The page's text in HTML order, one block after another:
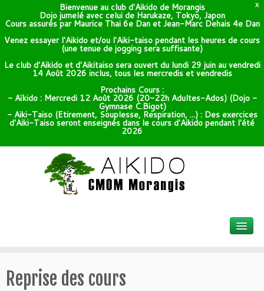
X
Bienvenue au club d'Aikido de Morangis
Dojo jumelé avec celui de Harukaze, Tokyo, Japon
Cours assurés par Maurice Thai 6e Dan et Jean-Marc Dehais 4e Dan
Venez essayer l'Aikido et/ou l'Aiki-taiso pendant les heures de cours
(une tenue de jogging sera suffisante)
Le club d'Aikido et d'Aikitaiso sera ouvert du lundi 29 juin au vendredi
14 Août 2026 inclus, tous les mercredis et vendredis
Prochains Cours :
- Aïkido : Mercredi 12 Août 2026 (20-22h Adultes-Ados) (Dojo -
Gymnase C.Bigot)
- Aiki-Taiso (Etirement, Souplesse, Respiration, ...) : Des exercices
d'Aiki-Taiso seront enseignés dans le cours d'Aikido pendant l'été
2026
Reprise des cours